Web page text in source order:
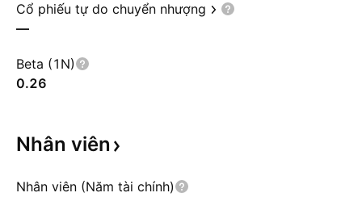
Cổ phiếu tự do chuyển nhượng
—
Beta (1N)
0.26
Nhân viên
Nhân viên (Năm tài chính)